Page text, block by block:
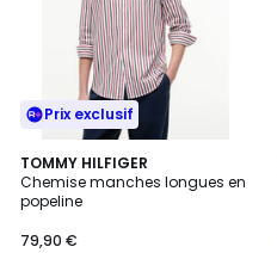
Prix exclusif
TOMMY HILFIGER
Chemise manches longues en
popeline
79,90 €
2
Couleurs